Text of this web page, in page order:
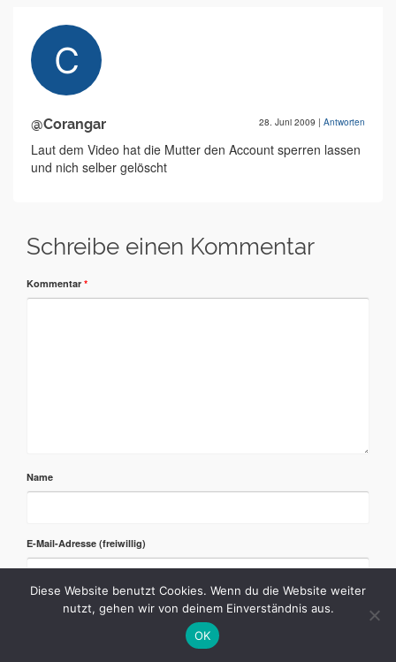
@Corangar 28. Juni 2009 | Antworten
Laut dem Video hat die Mutter den Account sperren lassen
und nich selber gelöscht
Schreibe einen Kommentar
Kommentar *
Name
E-Mail-Adresse
Diese Website benutzt Cookies. Wenn du die Website weiter
nutzt, gehen wir von deinem Einverständnis aus.
OK